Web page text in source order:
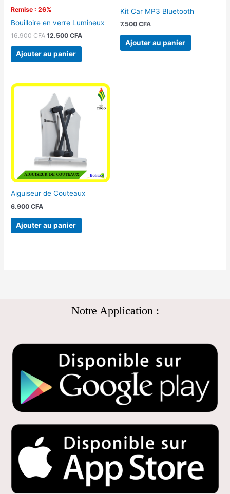
Remise : 26%
Bouilloire en verre Lumineux
16.900CFA 12.500CFA
Ajouter au panier
Kit Car MP3 Bluetooth
7.500 CFA
Ajouter au panier
Aiguiseur de Couteaux
6.900CFA
Ajouter au panier
Notre Application :